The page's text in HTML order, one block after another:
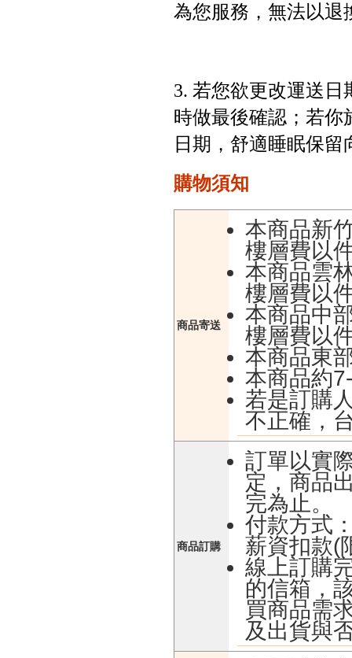
為您服務，無法以退
3. 若您欲更改運送
時做最後確認；若你
日期，舒適睡眠保
購物須知
商品寄送
本商品新
樓層費以
本商品雲
樓層費以
本商品中
樓層費以
本商品東
本商品約
若是訂購
不正確，
商品訂購
訂單以實
定，商品
完為止。
付款方式
薪資扣款(
線上訂購
的信箱，
買商品需
及出貨與